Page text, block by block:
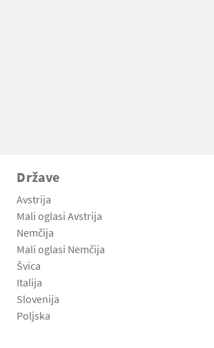
Države
Avstrija
Mali oglasi Avstrija
Nemčija
Mali oglasi Nemčija
Švica
Italija
Slovenija
Poljska